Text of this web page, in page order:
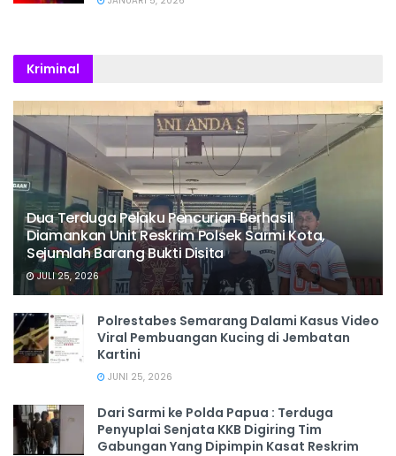
Kriminal
Dua Terduga Pelaku Pencurian Berhasil
Diamankan Unit Reskrim Polsek Sarmi Kota,
Sejumlah Barang Bukti Disita
JULI 25, 2026
Polrestabes Semarang Dalami Kasus Video
Viral Pembuangan Kucing di Jembatan
Kartini
JUNI 25, 2026
Dari Sarmi ke Polda Papua : Terduga
Penyuplai Senjata KKB Digiring Tim
Gabungan Yang Dipimpin Kasat Reskrim